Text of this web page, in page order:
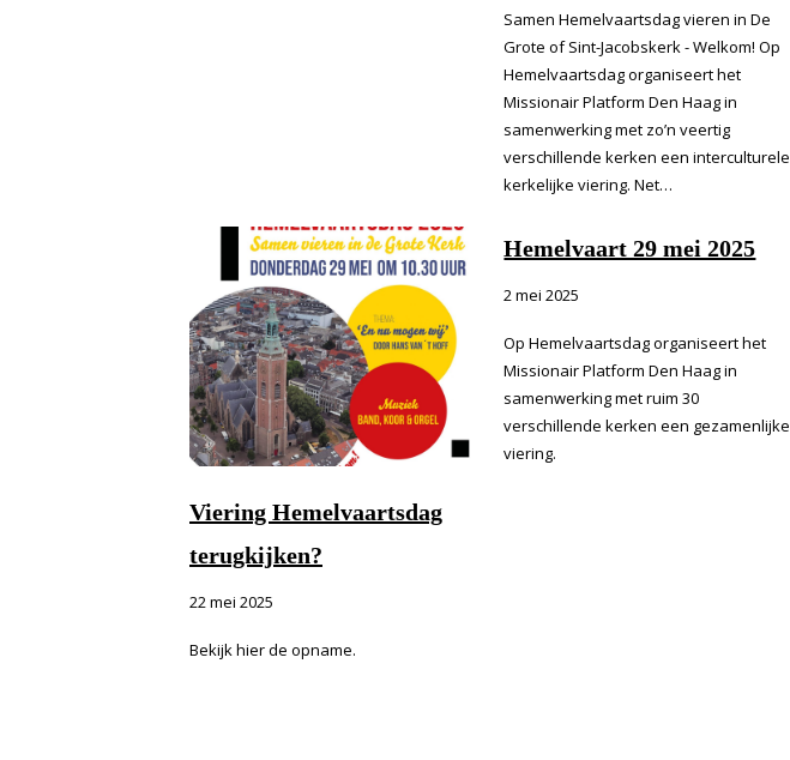
Samen Hemelvaartsdag vieren in De
Grote of Sint-Jacobskerk - Welkom! Op
Hemelvaartsdag organiseert het
Missionair Platform Den Haag in
samenwerking met zo’n veertig
verschillende kerken een interculturele
kerkelijke viering. Net…
Viering Hemelvaartsdag
terugkijken?
22 mei 2025
Bekijk hier de opname.
Hemelvaart 29 mei 2025
2 mei 2025
Op Hemelvaartsdag organiseert het
Missionair Platform Den Haag in
samenwerking met ruim 30
verschillende kerken een gezamenlijke
viering.